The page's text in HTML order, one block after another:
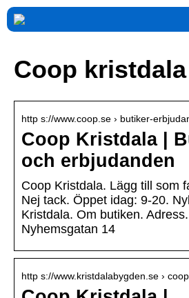
Coop kristdala
http s://www.coop.se › butiker-
Coop Kristdala |
och erbjudanden
Coop Kristdala. Lägg till som
Nej tack. Öppet idag: 9-20.
Kristdala. Om butiken.
Nyhemsgatan 14
http s://www.kristdalabygden.se › coop